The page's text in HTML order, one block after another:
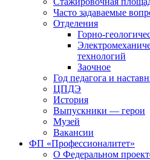
Часто задаваемые
Отделения
Горно-
технологий
Заочное
Год педагога и
ЦПДЭ
История
Выпускники — герои
Музей
Вакансии
ФП «Профессионалитет»
О Федеральном